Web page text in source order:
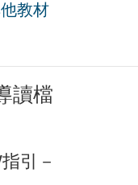
教材
讀檔
引－